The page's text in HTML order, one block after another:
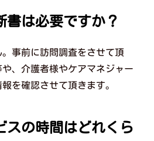
書は必要ですか？
事前に訪問調査をさせて頂
、介護者様やケアマネジャー
を確認させて頂きます。
スの時間はどれくら